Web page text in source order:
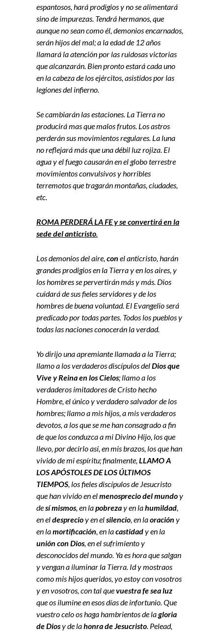
espantosos, hará prodigios y no se alimentará
sino de impurezas. Tendrá hermanos, que
aunque no sean como él, demonios encarnados,
serán hijos del mal; a la edad de 12 años
llamará la atención por las ruidosas victorias
que alcanzarán. Bien pronto estará cada uno
en la cabeza de los ejércitos, asistidos por las
legiones del infierno.
Se cambiarán las estaciones. La Tierra no
producirá mas que malos frutos. Los astros
perderán sus movimientos regulares. La luna
no reflejará más que una débil luz rojiza. El
agua y el fuego causarán en el globo terrestre
movimientos convulsivos y horribles
terremotos que tragarán montañas, ciudades,
etc.
ROMA PERDERÁ LA FE y se convertirá en la
sede del anticristo
Los demonios del aire, con el anticristo, harán
grandes prodigios en la Tierra y en los aires, y
los hombres se pervertirán más y más. Dios
cuidará de sus fieles servidores y de los
hombres de buena voluntad. El Evangelio será
predicado por todas partes. Todos los pueblos y
todas las naciones conocerán la verdad.
Yo dirijo una apremiante llamada a la Tierra;
llamo a los verdaderos discípulos delDios que
Vive y Reina en los Cielos; llamo a los
verdaderos imitadores de Cristo hecho
Hombre, el único y verdadero salvador de los
hombres; llamo a mis hijos, a mis verdaderos
devotos, a los que se me han consagrado a fin
de que los conduzca a mi Divino Hijo, los que
llevo, por decirlo así, en mis brazos, los que han
vivido de mi espíritu; finalmente, LLAMO A
LOS APÓSTOLES DE LOS ÚLTIMOS
TIEMPOS , los fieles discípulos de Jesucristo
que han vivido en elmenosprecio del mundoy
desí mismos , en lapobrezay en lahumildad
en eldesprecioy en elsilencio , en laoración y
en lamortificación , en lacastidady en la
unión con Dios , en el sufrimiento y
desconocidos del mundo. Ya es hora que salgan
y vengan a iluminar la Tierra. Id y mostraos
como mis hijos queridos, yo estoy con vosotros
y en vosotros, con tal quevuestra fe sea luz
que os ilumine en esos días de infortunio. Que
vuestro celo os haga hambrientos de lagloria
de Diosy de lahonra de Jesucristo . Pelead,